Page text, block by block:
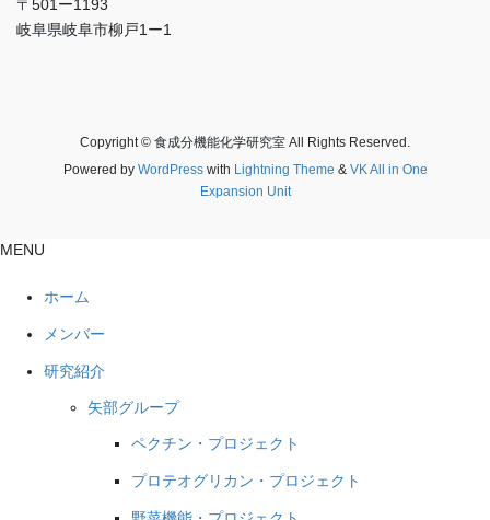
〒501ー1193
岐阜県岐阜市柳戸1ー1
Copyright © 食成分機能化学研究室 All Rights Reserved.
Powered by WordPresswith Lightning Theme & VK All in One
Expansion Unit
MENU
ホーム
メンバー
研究紹介
矢部グループ
ペクチン・プロジェクト
プロテオグリカン・プロジェクト